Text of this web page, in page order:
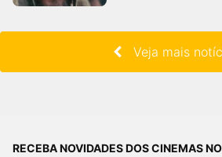
Veja mais
RECEBA NOVIDADES DOS CINEMAS